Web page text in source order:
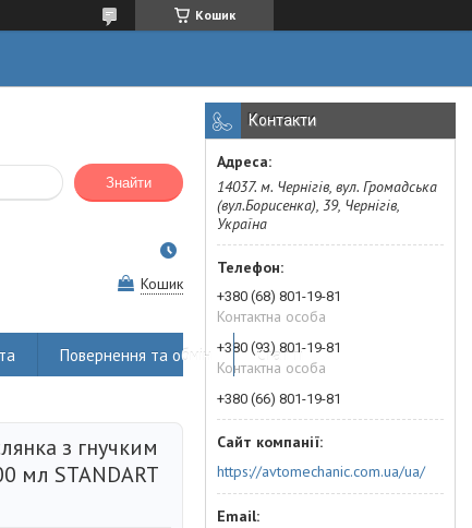
Кошик
Знайти
Кошик
Повернення та обмін Статті
з гнучким
мл STANDART
Контакти
14037. м. Чернігів, вул. Громадська
(вул.Борисенка), 39, Чернігів,
Україна
+380 (68) 801-19-81
Контактна особа
+380 (93) 801-19-81
Контактна особа
+380 (66) 801-19-81
https://avtomechanic.com.ua/ua/